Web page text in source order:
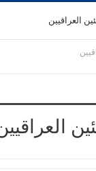
العراقيين